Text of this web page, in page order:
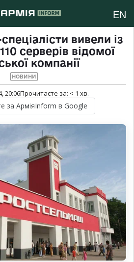
EN
вивели із
серверів відомої
компанії
НОВИНИ
20:06Прочитаєте за: < 1 хв.
за АрміяInform в Google